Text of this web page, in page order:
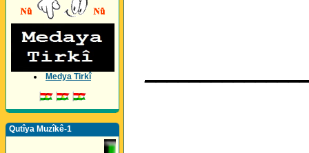
Medya Tirkî
Qutîya Muzîkê-1